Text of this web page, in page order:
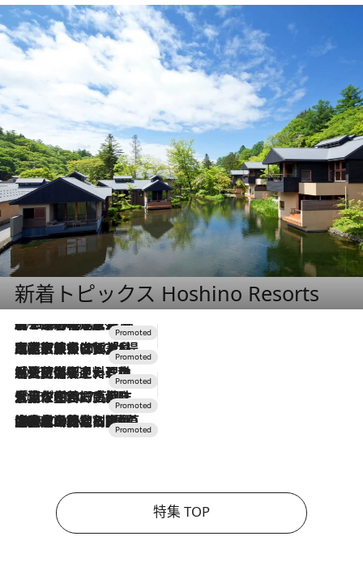
新着トピックス Hoshino Resorts
2026.8.7
【トンボの足水浴】ヒノキの香りに包まれて涼感マックス！約13℃の湧水かけ流しを避暑地「星野温泉 トンボの湯」で体験
2026.7.31
【ホテル帰省】という選択肢をOMOが提案。家族とほどよい距離を保つには「昼は実家、夜は気兼ねなくホテルで！」
2026.7.24
【夏限定ディナーコース】旬を迎える稚鮎や花ズッキーニなどをイタリア・トスカーナの郷土料理の手法で満喫！
2026.7.17
「土佐和ハーブかき氷」がOMO7高知に登場！生姜、山椒、大葉など目にも舌にも涼を呼ぶ郷土の味
2026.7.10
NEW OPEN！【界 草津】名湯の地に誕生。趣の異なる2種の温泉と上州ならではの会席・蕎麦割烹など美食を味わう究極の癒やし旅
特集 TOP